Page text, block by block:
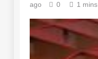
ago
0 1 mins